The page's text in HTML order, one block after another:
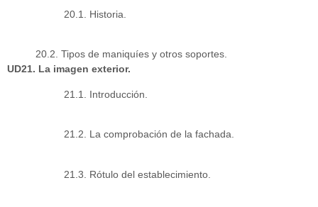
20.1. Historia.
20.2. Tipos de maniquíes y otros soportes.
UD21. La imagen exterior.
21.1. Introducción.
21.2. La comprobación de la fachada.
21.3. Rótulo del establecimiento.